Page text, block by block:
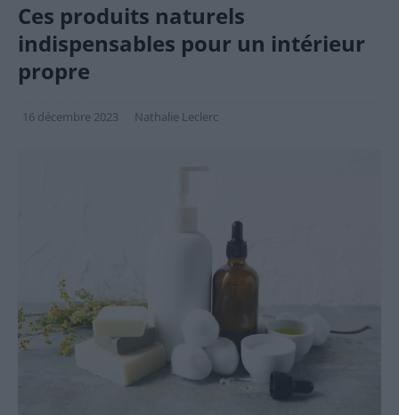
Ces produits naturels
indispensables pour un intérieur
propre
16 décembre 2023 Nathalie Leclerc